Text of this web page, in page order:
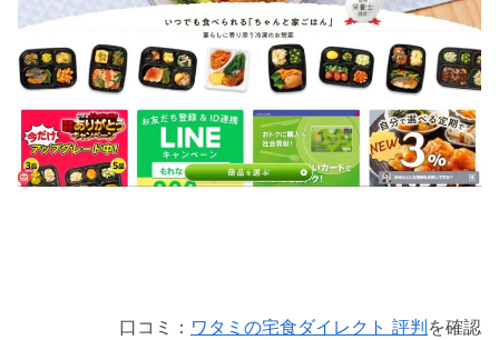
口コミ： ワタミの宅食ダイレクト 評判を確認